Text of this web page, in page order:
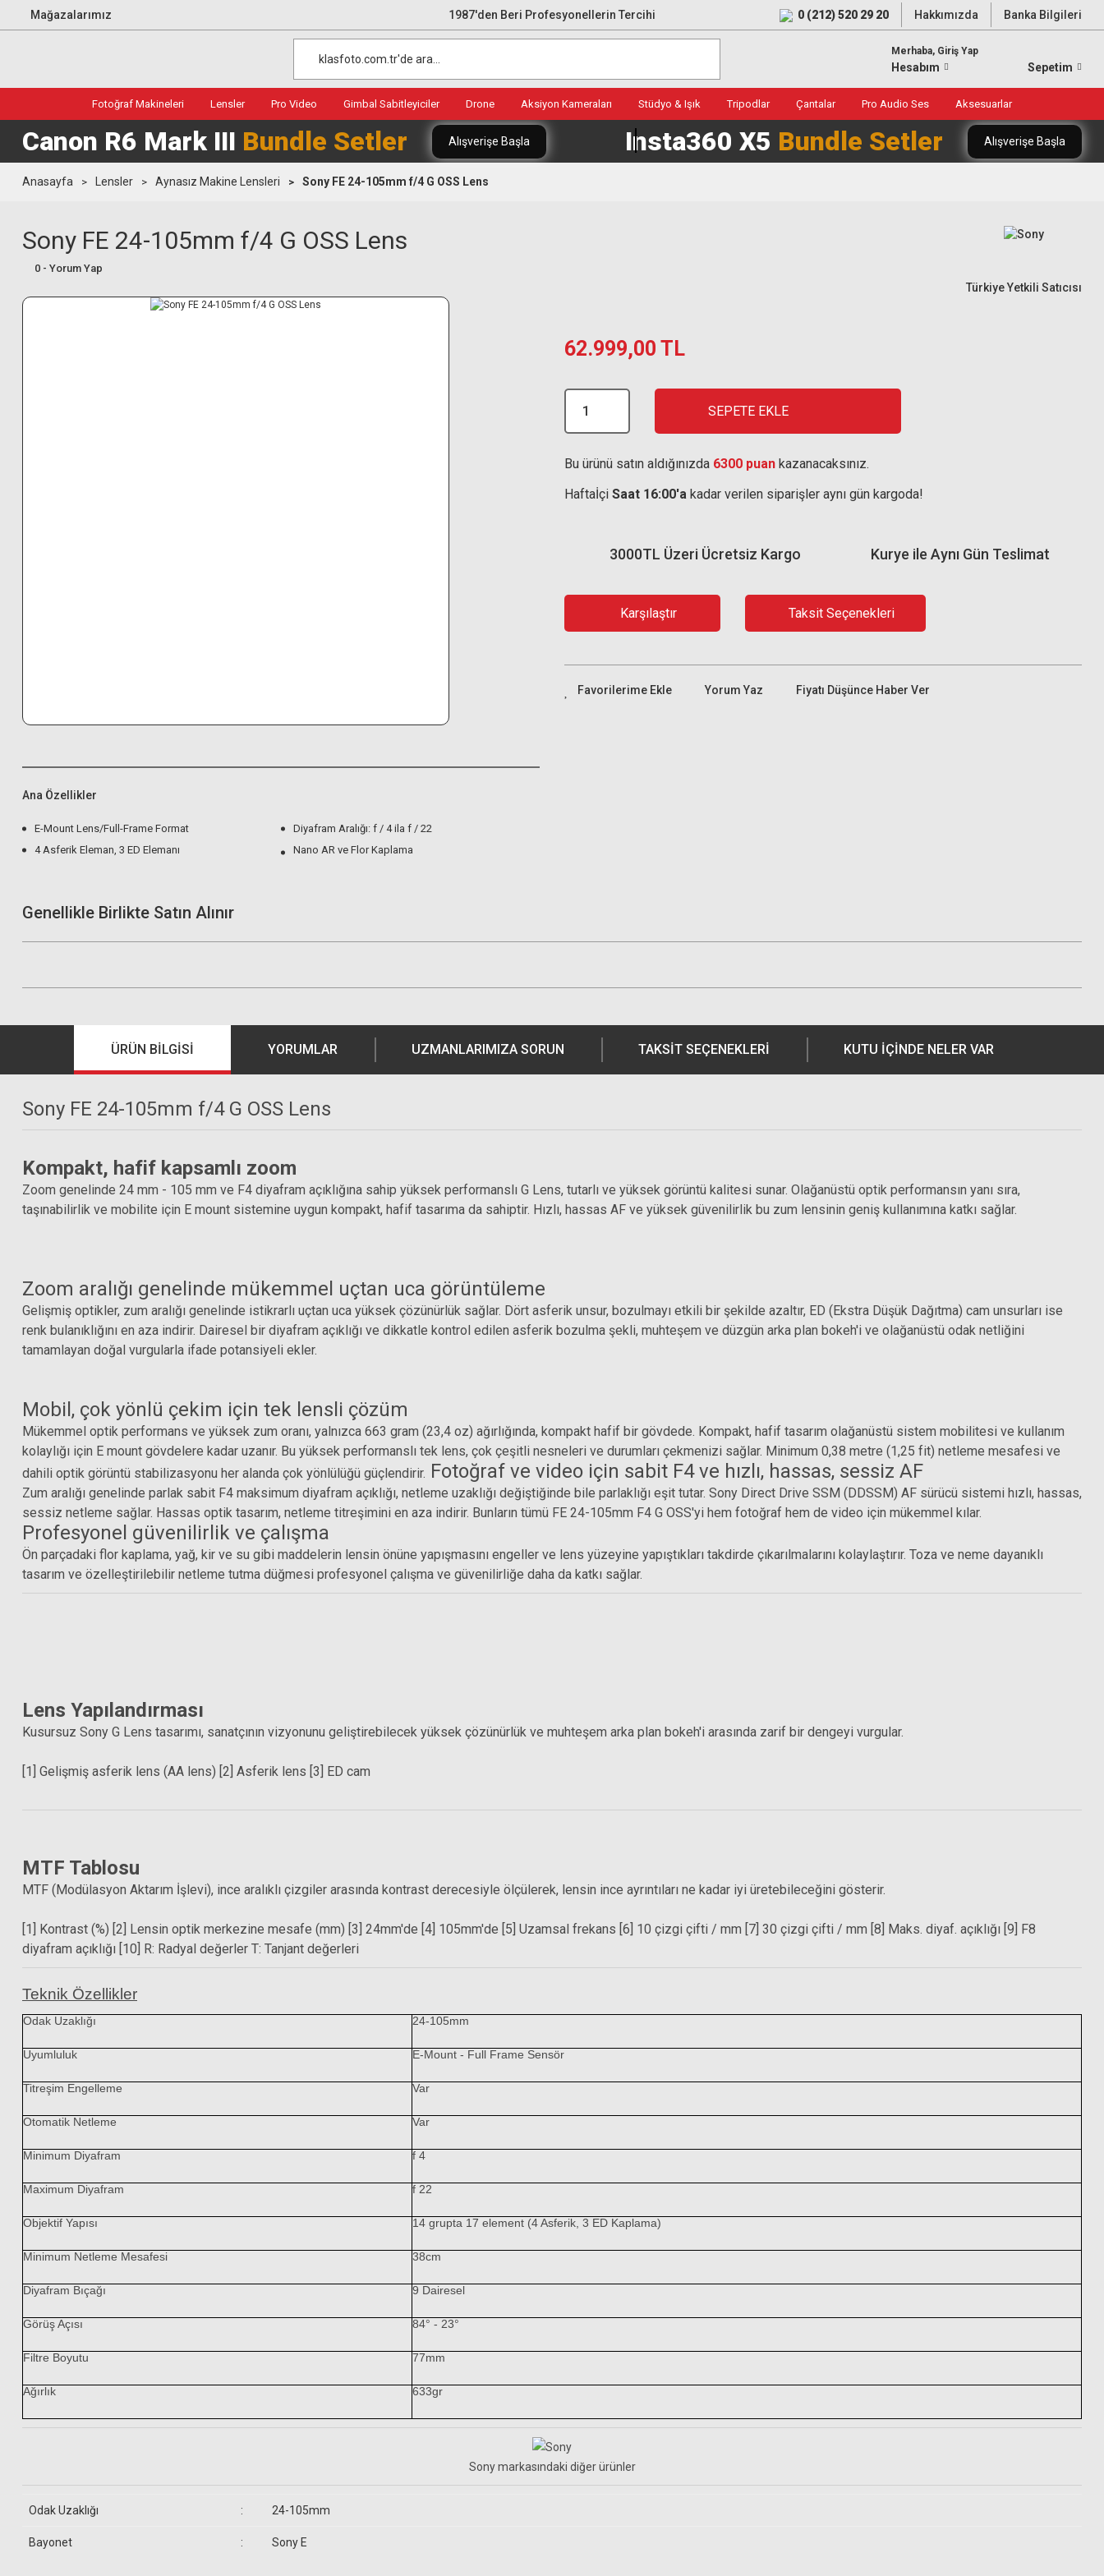
Mağazalarımız 1987'den Beri Profesyonellerin Tercihi 0 (212) 520 29 20 Hakkımızda Banka Bilgileri
Merhaba, Giriş Yap
Hesabım Sepetim
Fotoğraf Makineleri Lensler Pro Video Gimbal Sabitleyiciler Drone Aksiyon Kameraları Stüdyo & Işık Tripodlar Çantalar Pro Audio Ses Aksesuarlar
Canon R6 Mark III Bundle Setler Alışverişe Başla Insta360 X5 Bundle Setler Alışverişe Başla
Anasayfa Lensler Aynasız Makine Lensleri Sony FE 24-105mm f/4 G OSS Lens
Sony FE 24-105mm f/4 G OSS Lens
0 - Yorum Yap
Türkiye Yetkili Satıcısı
Ana Özellikler
E-Mount Lens/Full-Frame Format
Diyafram Aralığı: f / 4 ila f / 22
4 Asferik Eleman, 3 ED Elemanı
Nano AR ve Flor Kaplama
62.999,00 TL
SEPETE EKLE
Bu ürünü satın aldığınızda 6300 puan kazanacaksınız.
Haftaİçi Saat 16:00'a kadar verilen siparişler aynı gün kargoda!
Kurye ile Aynı Gün Teslimat
3000TL Üzeri Ücretsiz Kargo
Karşılaştır Taksit Seçenekleri
Yorum Yaz Fiyatı Düşünce Haber Ver
Genellikle Birlikte Satın Alınır
S+M Rehberg Optik Sprey + 50 Yaprak Temizleme Kağıdı + Fırça Uçlu Hava Pompası
999,00 TL
8.269,52 TL
6.972,09 TL
8.593,88 TL
Hoya 77mm Fusion Antistatic UV Filtre
Hoya 77mm Fusion Antistatic Circular Polarize Filtre
Hoya 77mm HD Nano Circular Polarize Filtre
13.766,78 TL
ÜRÜN BILGISI YORUMLAR UZMANLARIMIZA SORUN TAKSIT SEÇENEKLERI KUTU İÇİNDE NELER VAR
Sony FE 24-105mm f/4 G OSS Lens
Kompakt, hafif kapsamlı zoom
Zoom genelinde 24 mm - 105 mm ve F4 diyafram açıklığına sahip yüksek performanslı G Lens, tutarlı ve yüksek görüntü kalitesi sunar. Olağanüstü optik performansın yanı sıra,
taşınabilirlik ve mobilite için E mount sistemine uygun kompakt, hafif tasarıma da sahiptir. Hızlı, hassas AF ve yüksek güvenilirlik bu zum lensinin geniş kullanımına katkı sağlar.
Zoom aralığı genelinde mükemmel uçtan uca görüntüleme
Gelişmiş optikler, zum aralığı genelinde istikrarlı uçtan uca yüksek çözünürlük sağlar. Dört asferik unsur, bozulmayı etkili bir şekilde azaltır, ED (Ekstra Düşük Dağıtma) cam unsurları ise
renk bulanıklığını en aza indirir. Dairesel bir diyafram açıklığı ve dikkatle kontrol edilen asferik bozulma şekli, muhteşem ve düzgün arka plan bokeh'i ve olağanüstü odak netliğini
tamamlayan doğal vurgularla ifade potansiyeli ekler.
Mobil, çok yönlü çekim için tek lensli çözüm
Mükemmel optik performans ve yüksek zum oranı, yalnızca 663 gram (23,4 oz) ağırlığında, kompakt hafif bir gövdede. Kompakt, hafif tasarım olağanüstü sistem mobilitesi ve kullanım
kolaylığı için E mount gövdelere kadar uzanır. Bu yüksek performanslı tek lens, çok çeşitli nesneleri ve durumları çekmenizi sağlar. Minimum 0,38 metre (1,25 fit) netleme mesafesi ve
dahili optik görüntü stabilizasyonu her alanda çok yönlülüğü güçlendirir. Fotoğraf ve video için sabit F4 ve hızlı, hassas, sessiz AF
Zum aralığı genelinde parlak sabit F4 maksimum diyafram açıklığı, netleme uzaklığı değiştiğinde bile parlaklığı eşit tutar. Sony Direct Drive SSM (DDSSM) AF sürücü sistemi hızlı, hassas,
sessiz netleme sağlar. Hassas optik tasarım, netleme titreşimini en aza indirir. Bunların tümü FE 24-105mm F4 G OSS'yi hem fotoğraf hem de video için mükemmel kılar.
Profesyonel güvenilirlik ve çalışma
Ön parçadaki flor kaplama, yağ, kir ve su gibi maddelerin lensin önüne yapışmasını engeller ve lens yüzeyine yapıştıkları takdirde çıkarılmalarını kolaylaştırır. Toza ve neme dayanıklı
tasarım ve özelleştirilebilir netleme tutma düğmesi profesyonel çalışma ve güvenilirliğe daha da katkı sağlar.
Lens Yapılandırması
Kusursuz Sony G Lens tasarımı, sanatçının vizyonunu geliştirebilecek yüksek çözünürlük ve muhteşem arka plan bokeh'i arasında zarif bir dengeyi vurgular.
[1] Gelişmiş asferik lens (AA lens) [2] Asferik lens [3] ED cam
MTF Tablosu
MTF (Modülasyon Aktarım İşlevi), ince aralıklı çizgiler arasında kontrast derecesiyle ölçülerek, lensin ince ayrıntıları ne kadar iyi üretebileceğini gösterir.
[1] Kontrast (%) [2] Lensin optik merkezine mesafe (mm) [3] 24mm'de [4] 105mm'de [5] Uzamsal frekans [6] 10 çizgi çifti / mm [7] 30 çizgi çifti / mm [8] Maks. diyaf. açıklığı [9] F8
diyafram açıklığı [10] R: Radyal değerler T: Tanjant değerleri
Teknik Özellikler
Odak Uzaklığı 24-105mm
Uyumluluk E-Mount - Full Frame Sensör
Titreşim Engelleme Var
Otomatik Netleme Var
Minimum Diyafram f 4
Maximum Diyafram f 22
Objektif Yapısı 14 grupta 17 element (4 Asferik, 3 ED Kaplama)
Minimum Netleme Mesafesi 38cm
Diyafram Bıçağı 9 Dairesel
Görüş Açısı 84° - 23°
Filtre Boyutu 77mm
Ağırlık 633gr
Sony markasındaki diğer ürünler
Odak Uzaklığı : 24-105mm
Bayonet : Sony E